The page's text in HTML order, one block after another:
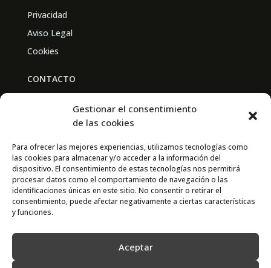
Gestionar el consentimiento
de las cookies
Para ofrecer las mejores experiencias, utilizamos tecnologías como
las cookies para almacenar y/o acceder a la información del
dispositivo. El consentimiento de estas tecnologías nos permitirá
procesar datos como el comportamiento de navegación o las
identificaciones únicas en este sitio. No consentir o retirar el
consentimiento, puede afectar negativamente a ciertas características
y funciones.
Aceptar
Privacidad
Aviso Legal
Cookies
CONTACTO
Av. Real Academia de Medicina
CONTACTO
667 841 238
info@adimur.es